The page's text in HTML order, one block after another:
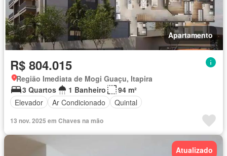
Apartamento
R$ 804.015
Região Imediata de Mogi Guaçu, Itapira
3 Quartos
1 Banheiro
94 m²
Elevador
Ar Condicionado Quintal
13 nov. 2025 em Chaves na mão
Atualizado